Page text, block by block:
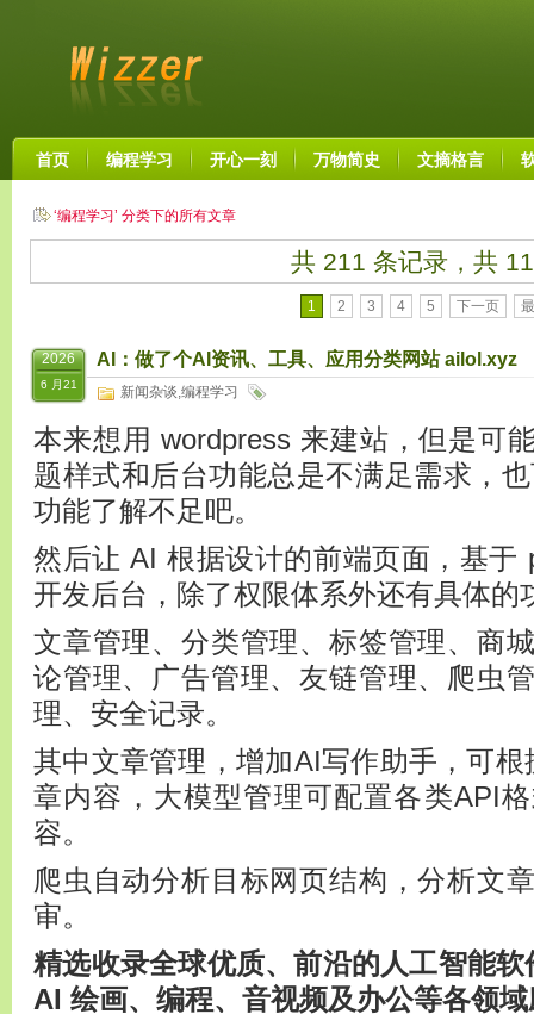
首页 编程学习 开心一刻 万物简史 文摘格言
‘编程学习’ 分类下的所有文章
共 211 条记录，共
1 2 3 4 5 下一页
2026
6 月21
AI：做了个AI资讯、工具、应用分类网站 ailol.xyz
新闻杂谈,编程学习
本来想用 wordpress 来建站，但是可
题样式和后台功能总是不满足需求，
功能了解不足吧。
然后让 AI 根据设计的前端页面，基于
开发后台，除了权限体系外还有具体的
文章管理、分类管理、标签管理、商
论管理、广告管理、友链管理、爬虫
理、安全记录。
其中文章管理，增加AI写作助手，可
章内容，大模型管理可配置各类API
容。
爬虫自动分析目标网页结构，分析文
审。
精选收录全球优质、前沿的人工智能
AI 绘画、编程、音视频及办公等各领